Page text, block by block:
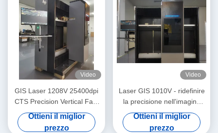
Video
GIS Laser 1208V 25400dpi
CTS Precision Vertical Fast
Exposure in Computer-to-
Screen Imaging
Ottieni il miglior
prezzo
Video
Laser GIS 1010V - ridefinire
la precisione nell'imaging
computer-schermo
Ottieni il miglior
prezzo